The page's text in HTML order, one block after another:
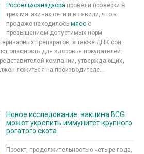
Россельхознадзора провели проверки в
трех магазинах сети и выявили, что в
продаже находилось мясо с
превышением допустимых норм
препаратов, а также ДНК сои.
опасность для здоровья покупателей.
компании, утверждающих,
ложиться на производителе...
Новое исследование: вакцина BCG
может укрепить иммунитет крупного
рогатого скота
Проект, продолжительностью четыре года,